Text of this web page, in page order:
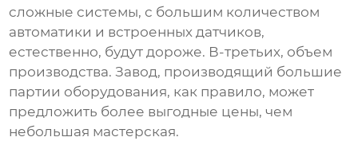
сложные системы, с большим количеством
автоматики и встроенных датчиков,
естественно, будут дороже. В-третьих, объем
производства. Завод, производящий большие
партии оборудования, как правило, может
предложить более выгодные цены, чем
небольшая мастерская.